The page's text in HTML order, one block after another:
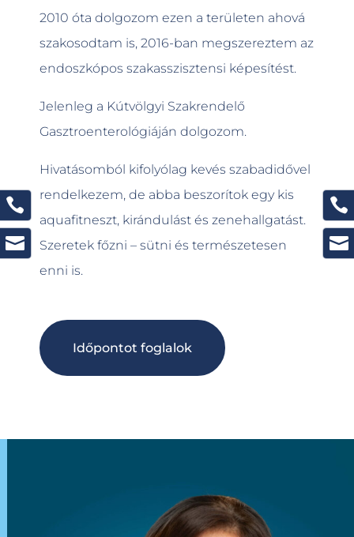




2010 óta dolgozom ezen a területen ahová
szakosodtam is, 2016-ban megszereztem az
endoszkópos szakasszisztensi képesítést.
Jelenleg a Kútvölgyi Szakrendelő
Gasztroenterológiáján dolgozom.
Hivatásomból kifolyólag kevés szabadidővel
rendelkezem, de abba beszorítok egy kis
aquafitneszt, kirándulást és zenehallgatást.
Szeretek főzni – sütni és természetesen
enni is.
Időpontot foglalok